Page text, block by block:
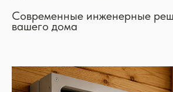
Современные инженерные
вашего дома